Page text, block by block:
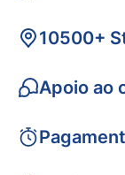
10500+
Apoio ao